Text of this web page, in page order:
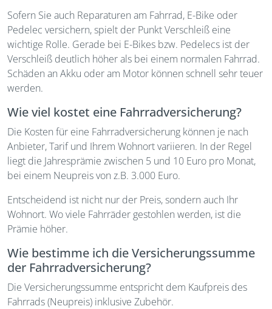
Sofern Sie auch Reparaturen am Fahrrad, E-Bike oder
Pedelec versichern, spielt der Punkt Verschleiß eine
wichtige Rolle. Gerade bei E-Bikes bzw. Pedelecs ist der
Verschleiß deutlich höher als bei einem normalen Fahrrad.
Schäden an Akku oder am Motor können schnell sehr teuer
werden.
Wie viel kostet eine Fahrradversicherung?
Die Kosten für eine Fahrradversicherung können je nach
Anbieter, Tarif und Ihrem Wohnort variieren. In der Regel
liegt die Jahresprämie zwischen 5 und 10 Euro pro Monat,
bei einem Neupreis von z.B. 3.000 Euro.
Entscheidend ist nicht nur der Preis, sondern auch Ihr
Wohnort. Wo viele Fahrräder gestohlen werden, ist die
Prämie höher.
Wie bestimme ich die Versicherungssumme
der Fahrradversicherung?
Die Versicherungssumme entspricht dem Kaufpreis des
Fahrrads (Neupreis) inklusive Zubehör.